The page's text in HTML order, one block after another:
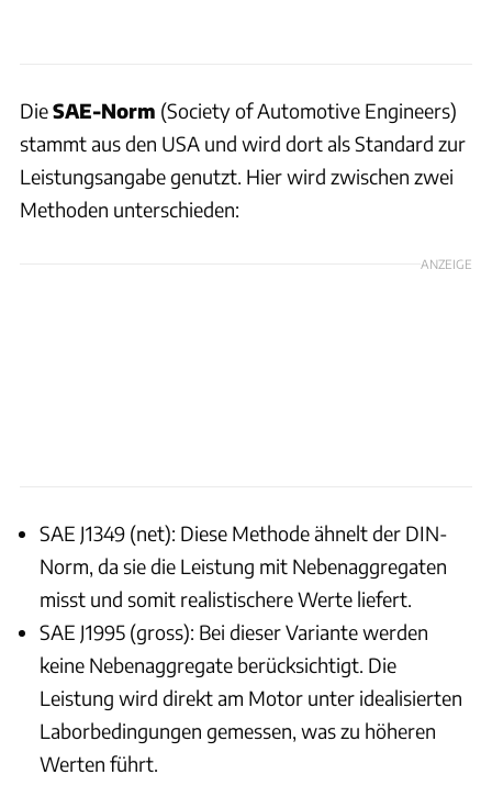
DieSAE-Norm (Society of Automotive Engineers)
stammt aus den USA und wird dort als Standard zur
Leistungsangabe genutzt. Hier wird zwischen zwei
Methoden unterschieden:
ANZEIGE
SAE J1349 (net): Diese Methode ähnelt der DIN-
Norm, da sie die Leistung mit Nebenaggregaten
misst und somit realistischere Werte liefert.
SAE J1995 (gross): Bei dieser Variante werden
keine Nebenaggregate berücksichtigt. Die
Leistung wird direkt am Motor unter idealisierten
Laborbedingungen gemessen, was zu höheren
Werten führt.